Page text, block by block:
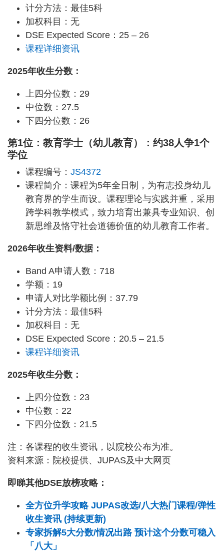
计分方法：最佳5科
加权科目：无
DSE Expected Score：25 – 26
课程详细资讯
2025年收生分数：
上四分位数：29
中位数：27.5
下四分位数：26
第1位：教育学士（幼儿教育）：约38人争1个
学位
课程编号： JS4372
课程简介：课程为5年全日制，为有志投身幼儿
教育界的学生而设。课程理论与实践并重，采用
跨学科教学模式，致力培育出兼具专业知识、创
新思维及恪守社会道德价值的幼儿教育工作者。
2026年收生资料/数据：
Band A申请人数：718
学额：19
申请人对比学额比例：37.79
计分方法：最佳5科
加权科目：无
DSE Expected Score：20.5 – 21.5
课程详细资讯
2025年收生分数：
上四分位数：23
中位数：22
下四分位数：21.5
注：各课程的收生资讯，以院校公布为准。
资料来源：院校提供、JUPAS及中大网页
即睇其他DSE放榜攻略：
全方位升学攻略 JUPAS改选/八大热门课程/弹性
收生资讯 (持续更新)
专家拆解5大分数/情况出路 预计这个分数可稳入
「八大」